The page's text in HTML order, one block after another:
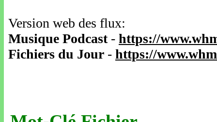
Version web des flux:
Musique Podcast- https://
Fichiers du Jour - https://